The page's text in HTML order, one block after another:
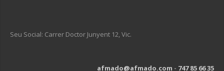
Seu Social: Carrer Doctor Junyent 12, Vic.
afmado@afmado.com - 747 85 66 35